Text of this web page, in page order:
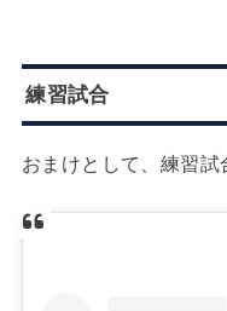
練習試合
おまけとして、練習試